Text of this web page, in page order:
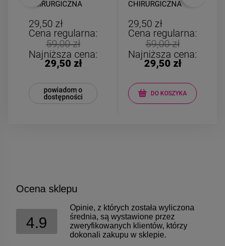
cena:
CHIRURGICZNA
Cena regularna:
Najniższa cena:
DO KOSZYKA
elastyczna
Cena
Najniższa
DO
Ocena sklepu
4.9
Opinie, z których została wyliczona
średnia, są wystawione przez
zweryfikowanych klientów, którzy
dokonali zakupu w sklepie.